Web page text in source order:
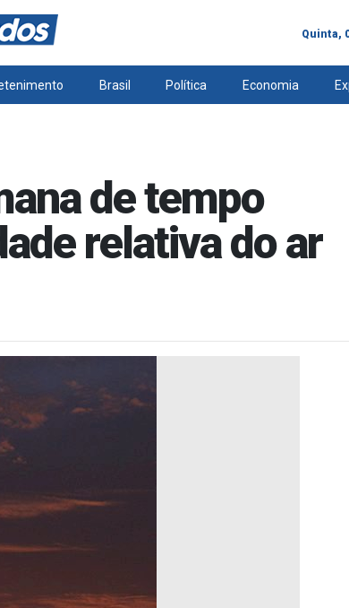
Quinta,
Brasil Política Economia
de tempo
relativa do ar